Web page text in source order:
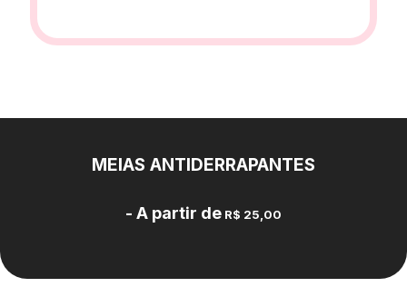
MEIAS ANTIDERRAPANTES
- A partir de R$ 25,00